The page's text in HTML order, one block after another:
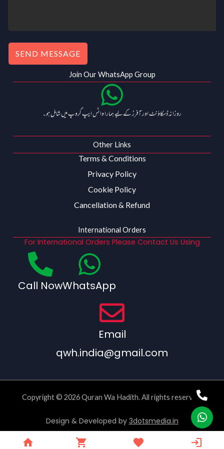
SEND MESSAGE
Join Our WhatsApp Group
روزانہ ڈسکاؤنٹ اور آفرز کے لیے ہمارا واٹس ایپ گروپ میں شامل ہو۔
Other Links
Terms & Conditions
Privacy Policy
Cookie Policy
Cancellation & Refund
International Orders
For International Orders Please Contact Us Using
Call NowWhatsApp
Email
qwh.india@gmail.com
Copyright © 2026 Quran Wa Hadith. All rights reserved.
Design & Developed by 3dotsmedia.in